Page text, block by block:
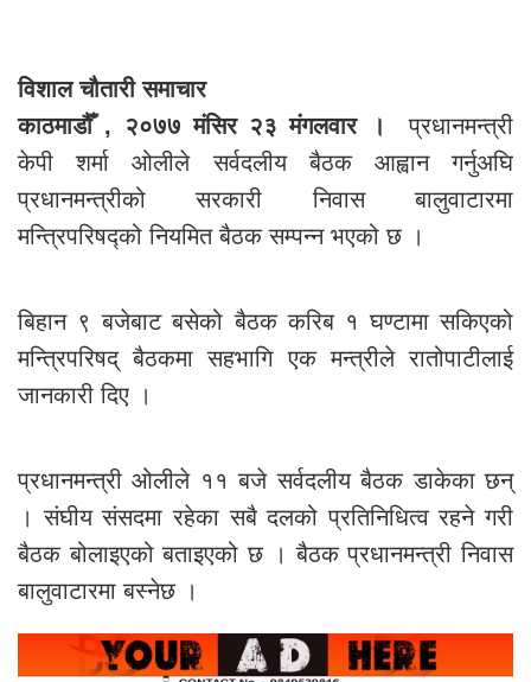
विशाल चौतारी समाचार
काठमाडौँ , २०७७ मंसिर २३ मंगलवार ।
प्रधानमन्त्री
केपी शर्मा ओलीले सर्वदलीय बैठक आह्वान गर्नुअघि
प्रधानमन्त्रीको सरकारी निवास बालुवाटारमा
मन्त्रिपरिषद्को नियमित बैठक सम्पन्न भएको छ ।
बिहान ९ बजेबाट बसेको बैठक करिब १ घण्टामा सकिएको
मन्त्रिपरिषद् बैठकमा सहभागि एक मन्त्रीले रातोपाटीलाई
जानकारी दिए ।
प्रधानमन्त्री ओलीले ११ बजे सर्वदलीय बैठक डाकेका छन्
। संघीय संसदमा रहेका सबै दलको प्रतिनिधित्व रहने गरी
बैठक बोलाइएको बताइएको छ । बैठक प्रधानमन्त्री निवास
बालुवाटारमा बस्नेछ ।